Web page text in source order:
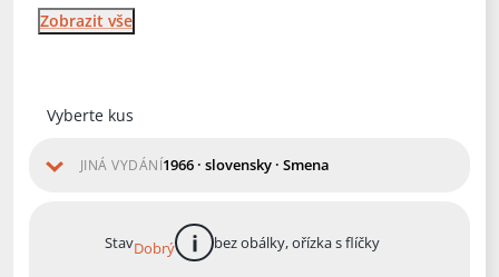
Zobrazit vše
Vyberte kus
JINÁ VYDÁNÍ1966 · slovensky · Smena
StavDobrý více informací
bez obálky, ořízka s flíčky